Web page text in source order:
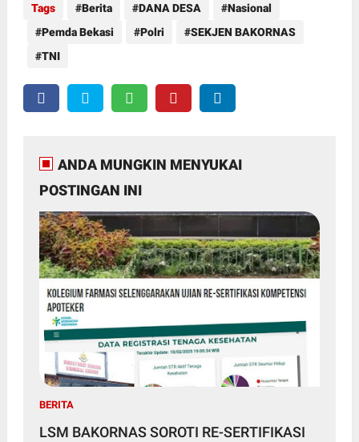
Tags Berita DANA DESA
Nasional
Pemda Bekasi
Polri
SEKJEN BAKORNAS
TNI
ANDA MUNGKIN MENYUKAI
POSTINGAN INI
BERITA
LSM BAKORNAS SOROTI RE-SERTIFIKASI